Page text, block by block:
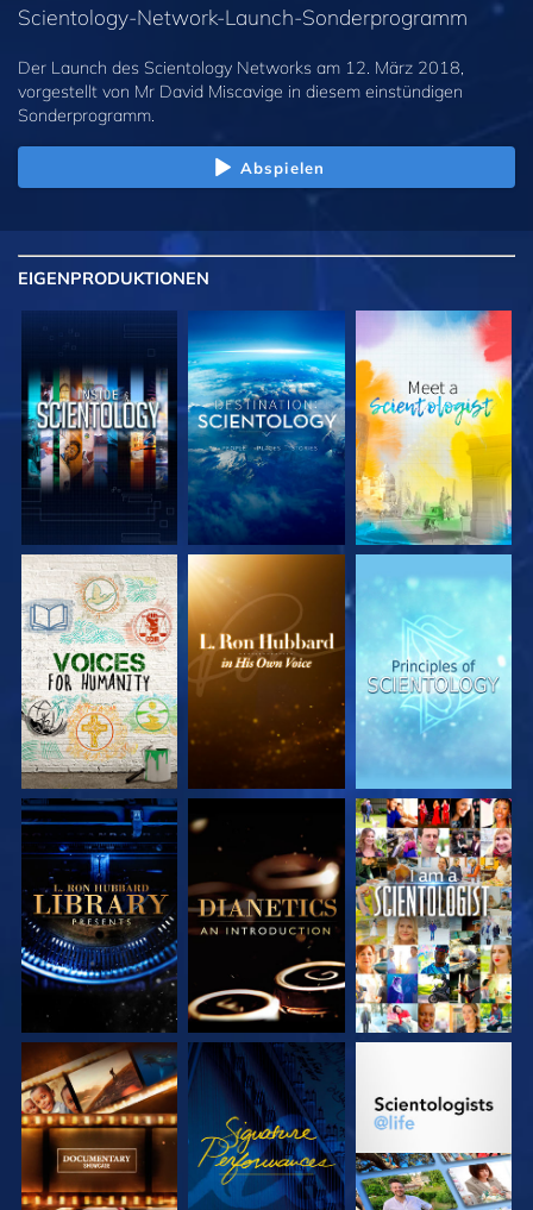
Scientology-Network-Launch-Sonderprogramm
Der Launch des Scientology Networks am 12. März 2018,
vorgestellt von Mr David Miscavige in diesem einstündigen
Sonderprogramm.
Abspielen
EIGENPRODUKTIONEN
SERIE
ENTDECKEN
SERIE
ENTDECKEN
SERIE
ENTDECKEN
SERIE
ENTDECKEN
ENTDECKEN
ANSEHEN
SERIE
ENTDECKEN
ANSEHEN
SERIE